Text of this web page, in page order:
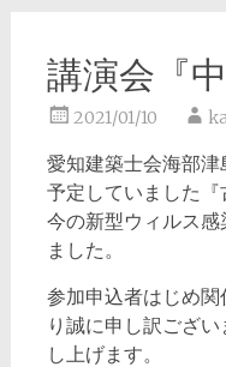
講演会『
2021/01/10
愛知建築士会海部
予定していました
今の新型ウィルス感
ました。
参加申込者はじめ
り誠に申し訳ござ
し上げます。